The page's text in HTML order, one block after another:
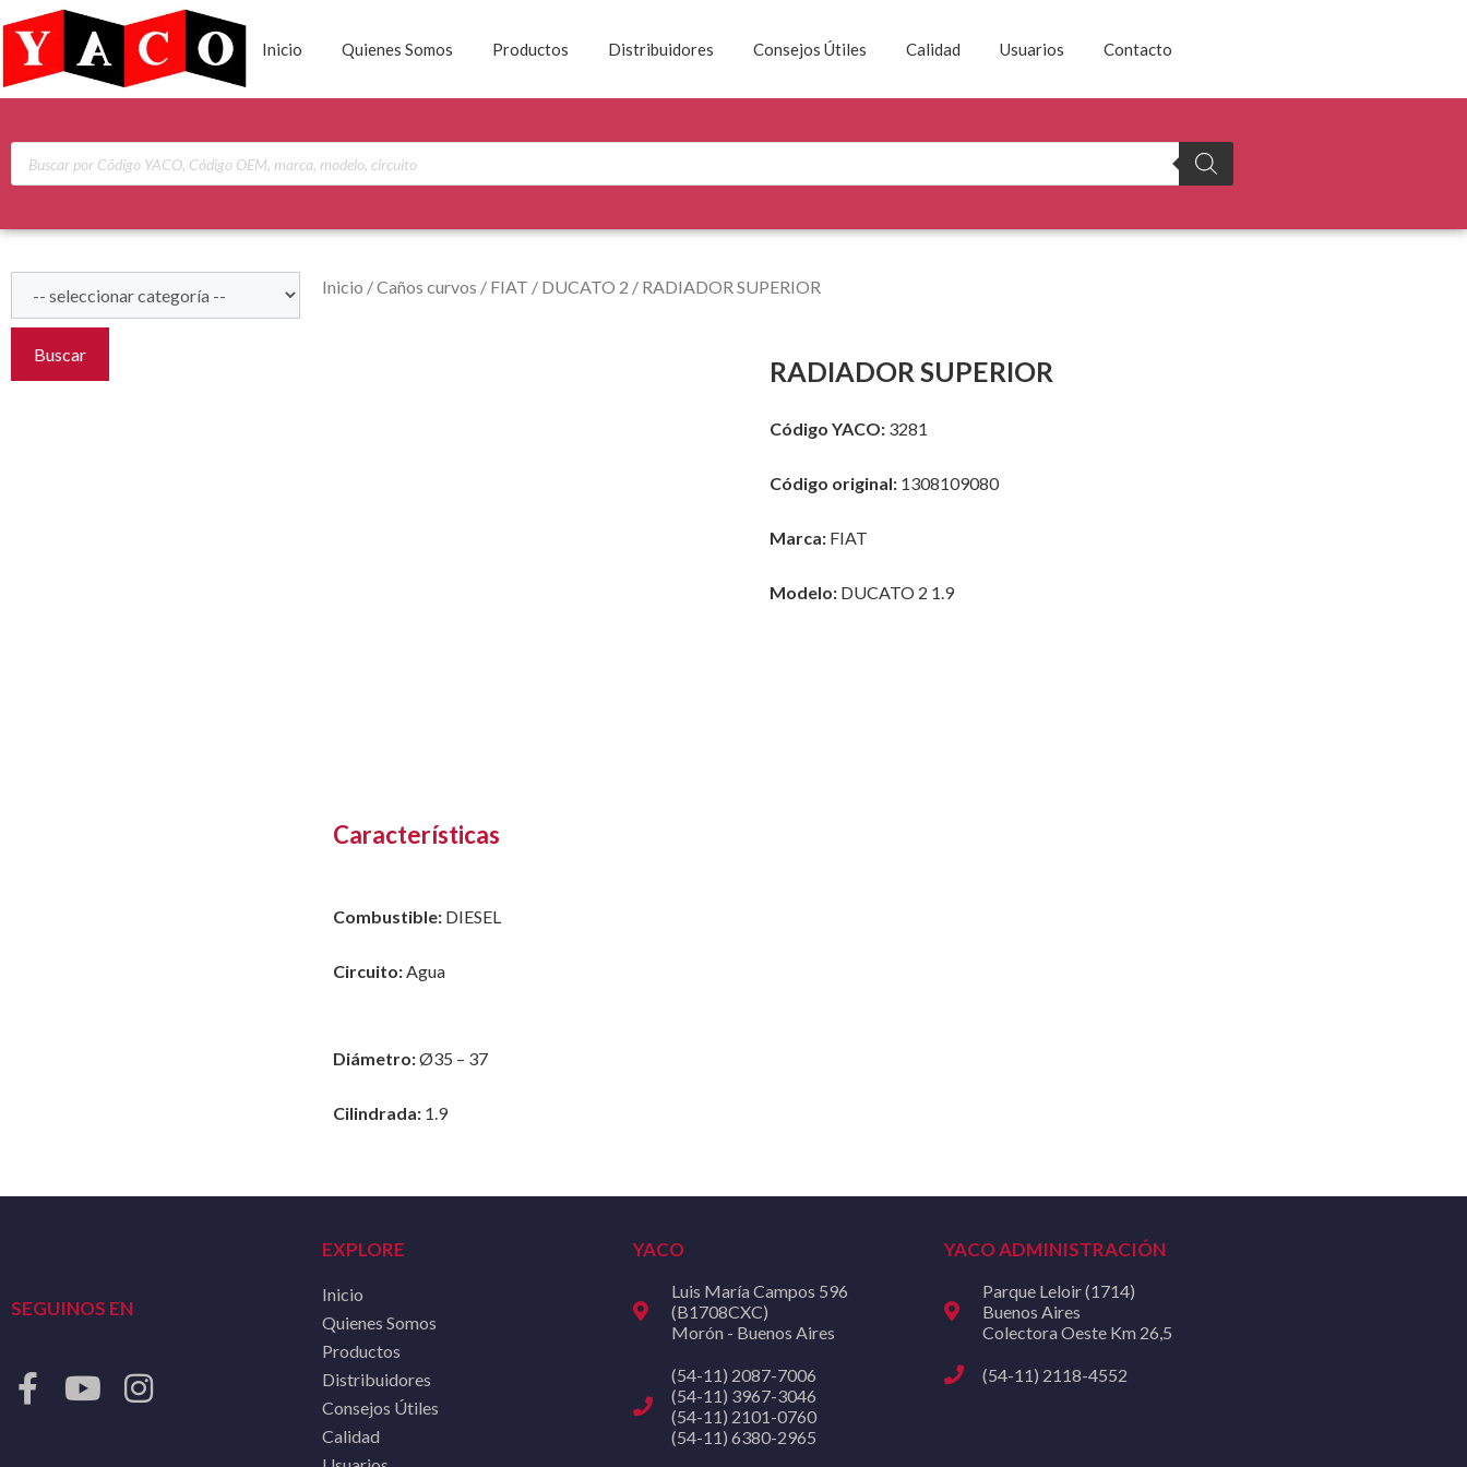
Inicio Quienes Somos Productos Distribuidores Consejos Útiles Calidad Usuarios Contacto
Buscar
Inicio /Caños curvos / FIAT / DUCATO 2 / RADIADOR SUPERIOR
RADIADOR SUPERIOR
Código YACO:3281
Código original:1308109080
Marca:FIAT
Modelo:DUCATO 2 1.9
Características
Combustible: DIESEL
Circuito:Agua
Diámetro:Ø35 – 37
Cilindrada: 1.9
SEGUINOS EN
EXPLORE
Inicio
Quienes Somos
Productos
Distribuidores
Consejos Útiles
Calidad
YACO
Luis María Campos 596
(B1708CXC)
Morón - Buenos Aires
(54-11) 2087-7006
(54-11) 3967-3046
(54-11) 2101-0760
(54-11) 6380-2965
YACO ADMINISTRACIÓN
Parque Leloir (1714)
Buenos Aires
Colectora Oeste Km 26,5
(54-11) 2118-4552